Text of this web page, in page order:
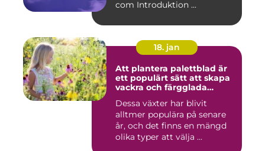
com Introduktion ...
18. jan
Att plantera palettblad är
ett populärt sätt att skapa
vackra och färgglada
inomhusmiljöer
Dessa växter har blivit
alltmer populära på senare
år, och det finns en mängd
olika typer att välja ...